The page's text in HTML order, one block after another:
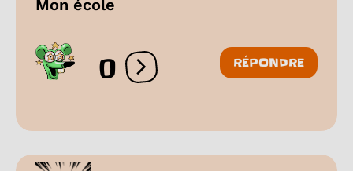
Mon école
0 Ouvrir les réactions
RÉPONDRE